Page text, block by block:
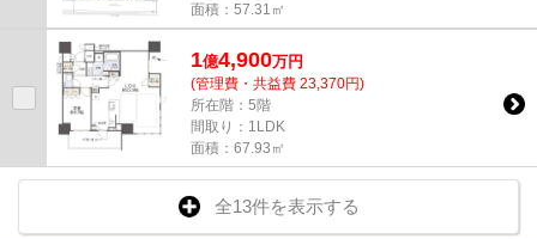
面積：57.31㎡
1億4,900万円
(管理費・共益費 23,370円)
所在階：5階
間取り：1LDK
面積：67.93㎡
全13件を表示する